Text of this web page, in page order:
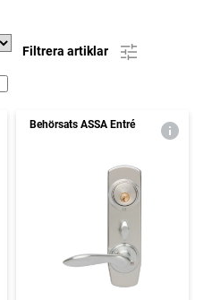
Filtrera artiklar
Behörsats ASSA Entré